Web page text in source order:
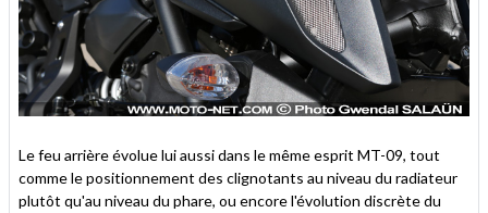
Le feu arrière évolue lui aussi dans le même esprit MT-09, tout
comme le positionnement des clignotants au niveau du radiateur
plutôt qu'au niveau du phare, ou encore l'évolution discrète du